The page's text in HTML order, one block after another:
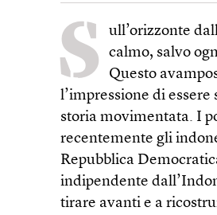
S
ull’orizzonte
calmo, salvo
Questo
l’impressione di
storia movimentata. I
recentemente gli
Repubblica
indipendente
tirare avanti e a